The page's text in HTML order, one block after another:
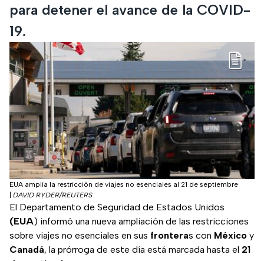
para detener el avance de la COVID-
19.
EUA amplía la restricción de viajes no esenciales al 21 de septiembre
DAVID RYDER/REUTERS
El Departamento de Seguridad de Estados Unidos
(EUA) informó una nueva ampliación de las restricciones
sobre viajes no esenciales en sus fronteras con México y
Canadá, la prórroga de este día está marcada hasta el 21